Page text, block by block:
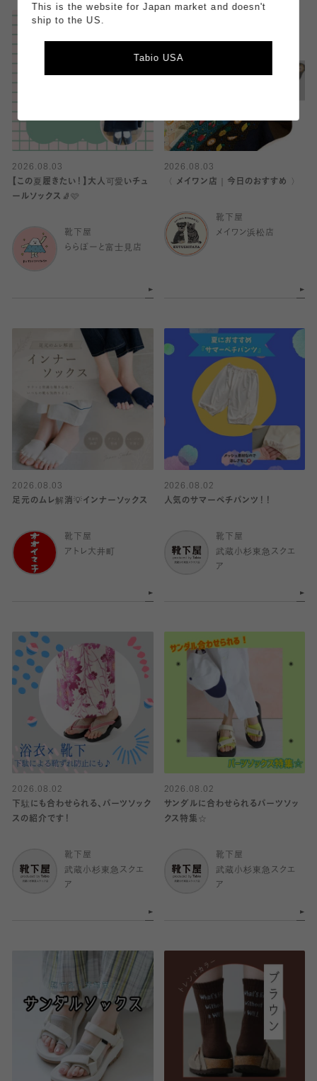
2026.08.03
【この夏履きたい！】大人可愛いチュ
ールソックス🧦🩷
靴下屋
ららぽーと富士見店
2026.08.03
〈 メイワン店｜今日のおすすめ 〉
靴下屋
メイワン浜松店
2026.08.03
足元のムレ解消💡インナーソックス
靴下屋
アトレ大井町
2026.08.02
人気のサマーペチパンツ！！
靴下屋
武蔵小杉東急スクエ
ア
2026.08.02
下駄にも合わせられる、パーツソック
スの紹介です！
靴下屋
武蔵小杉東急スクエ
ア
2026.08.02
サンダルに合わせられるパーツソッ
クス特集☆
靴下屋
武蔵小杉東急スクエ
ア
This is the website for Japan market and doesn't
ship to the US.
Tabio USA